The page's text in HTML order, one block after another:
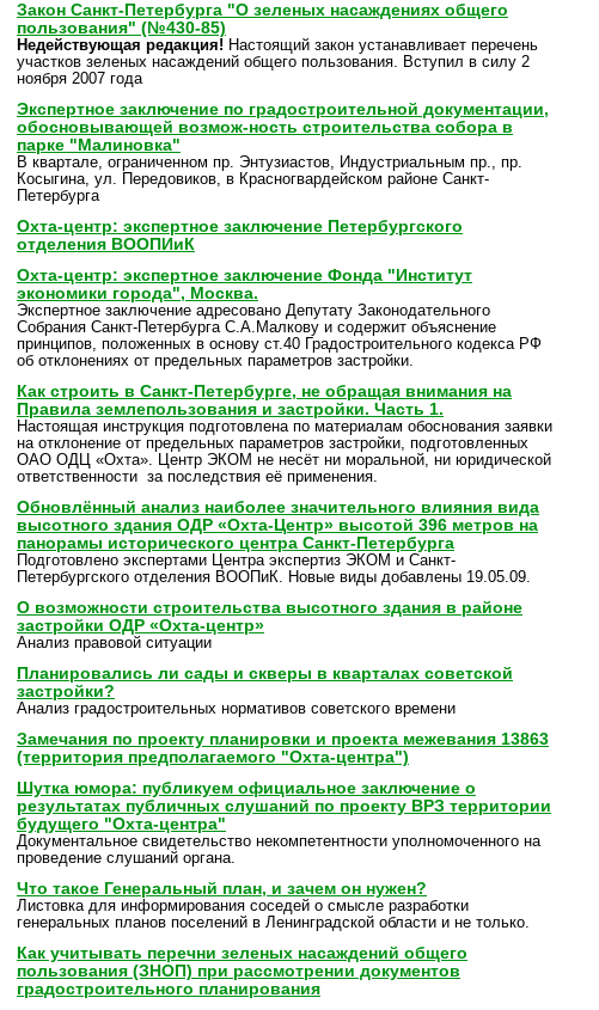
Закон Санкт-Петербурга "О зеленых насаждениях общего
пользования" (№430-85)
Недействующая редакция! Настоящий закон устанавливает перечень
участков зеленых насаждений общего пользования. Вступил в силу 2
ноября 2007 года
Экспертное заключение по градостроительной документации,
обосновывающей возмож-ность строительства собора в
парке "Малиновка"
В квартале, ограниченном пр. Энтузиастов, Индустриальным пр., пр.
Косыгина, ул. Передовиков, в Красногвардейском районе Санкт-
Петербурга
Охта-центр: экспертное заключение Петербургского
отделения ВООПИиК
Охта-центр: экспертное заключение Фонда "Институт
экономики города", Москва.
Экспертное заключение адресовано Депутату Законодательного
Собрания Санкт-Петербурга С.А.Малкову и содержит объяснение
принципов, положенных в основу ст.40 Градостроительного кодекса РФ
об отклонениях от предельных параметров застройки.
Как строить в Санкт-Петербурге, не обращая внимания на
Правила землепользования и застройки. Часть 1.
Настоящая инструкция подготовлена по материалам обоснования заявки
на отклонение от предельных параметров застройки, подготовленных
ОАО ОДЦ «Охта». Центр ЭКОМ не несёт ни моральной, ни юридической
ответственности за последствия её применения.
Обновлённый анализ наиболее значительного влияния вида
высотного здания ОДР «Охта-Центр» высотой 396 метров на
панорамы исторического центра Санкт-Петербурга
Подготовлено экспертами Центра экспертиз ЭКОМ и Санкт-
Петербургского отделения ВООПиК. Новые виды добавлены 19.05.09.
О возможности строительства высотного здания в районе
застройки ОДР «Охта-центр»
Анализ правовой ситуации
Планировались ли сады и скверы в кварталах советской
застройки?
Анализ градостроительных нормативов советского времени
Замечания по проекту планировки и проекта межевания 13863
(территория предполагаемого "Охта-центра")
Шутка юмора: публикуем официальное заключение о
результатах публичных слушаний по проекту ВРЗ территории
будущего "Охта-центра"
Документальное свидетельство некомпетентности уполномоченного на
проведение слушаний органа.
Что такое Генеральный план, и зачем он нужен?
Листовка для информирования соседей о смысле разработки
генеральных планов поселений в Ленинградской области и не только.
Как учитывать перечни зеленых насаждений общего
пользования (ЗНОП) при рассмотрении документов
градостроительного планирования